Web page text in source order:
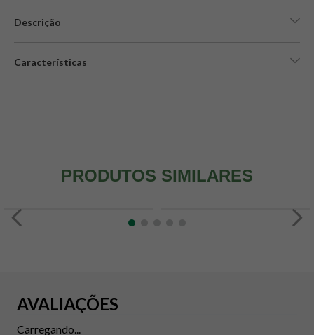
Descrição
Características
PRODUTOS SIMILARES
AVALIAÇÕES
Carregando...